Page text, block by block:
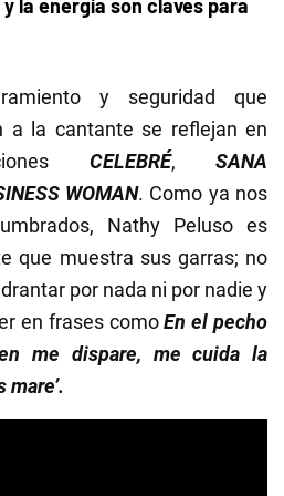
la energía son claves para
y seguridad que
a la cantante se reflejan en
CELEBRÉ,SANA
WOMAN. Como ya nos
Nathy Peluso es
que muestra sus garras; no
por nada ni por nadie y
en frases comoEn el pecho
me dispare, me cuida la
mare’.